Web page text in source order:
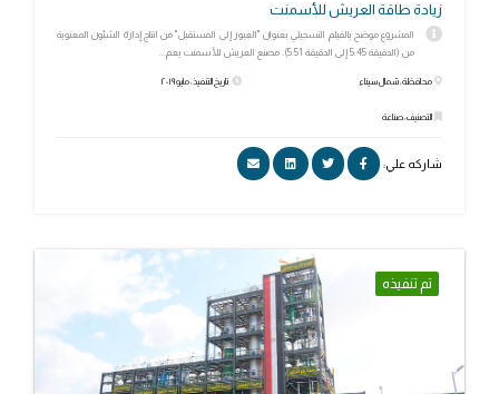
زيادة طاقة العريش للأسمنت
المشروع موضح بالفيلم التسجيلي بعنوان "العبور إلى المستقبل" من انتاج إدارة الشئون المعنوية
من (الدقيقة 5:45 إلى الدقيقة 5:51). مصنع العريش للأسمنت يعم...
محافظة: شمال سيناء
التصنيف: صناعة
تاريخ التنفيذ: مايو ٢٠١٩
شاركه علي:
تم تنفيذه